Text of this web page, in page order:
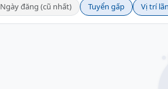
Ngày đăng (cũ nhất) Tuyển gấp Vị trí